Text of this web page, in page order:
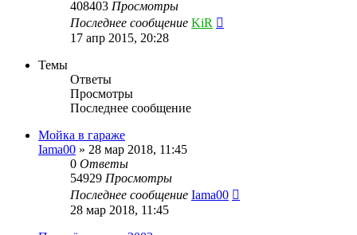
408403 Просмотры
Последнее сообщение KiR
17 апр 2015, 20:28
Темы
Ответы
Просмотры
Последнее сообщение
Мойка в гараже
Iama00 » 28 мар 2018, 11:45
0 Ответы
54929 Просмотры
Последнее сообщение Iama00
28 мар 2018, 11:45